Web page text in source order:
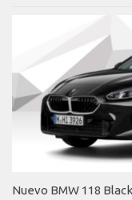
Nuevo BMW 118